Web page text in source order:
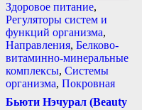
Здоровое питание,
Регуляторы систем и
функций организма,
Направления, Белково-
витаминно-минеральные
комплексы, Системы
организма, Покровная
Бьюти Нэчурал (Beauty